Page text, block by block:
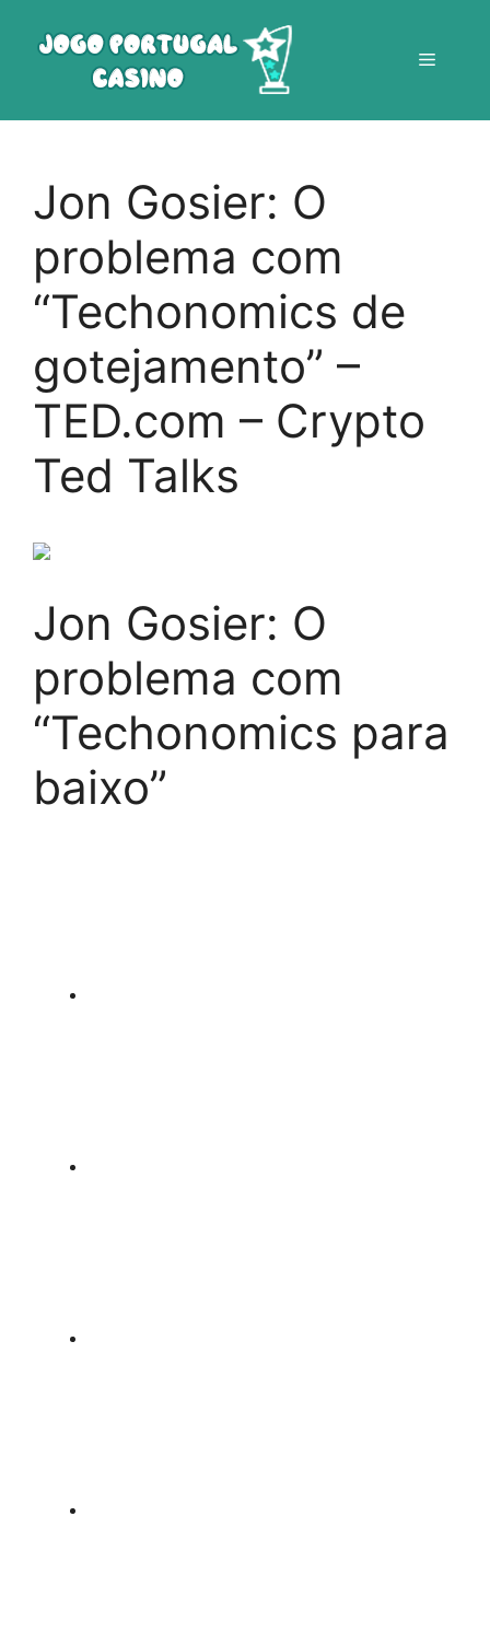
Menu
Jon Gosier: O
problema com
“Techonomics de
gotejamento” –
TED.com – Crypto
Ted Talks
Jon Gosier: O
problema com
“Techonomics para
baixo”